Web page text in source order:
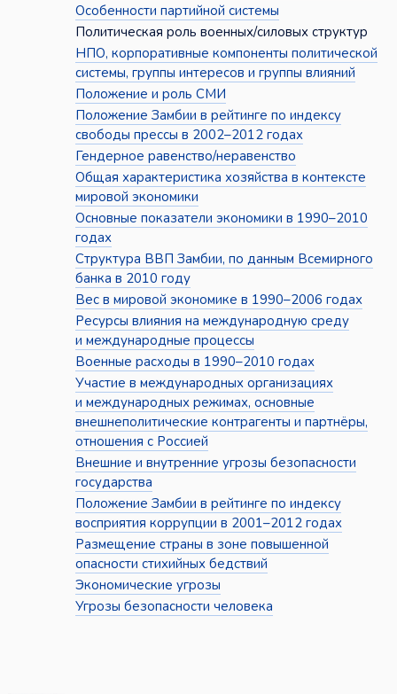
Особенности партийной системы
Политическая роль военных/силовых структур
НПО, корпоративные компоненты политической
системы, группы интересов и группы влияний
Положение и роль СМИ
Положение Замбии в рейтинге по индексу
свободы прессы в 2002–2012 годах
Гендерное равенство/неравенство
Общая характеристика хозяйства в контексте
мировой экономики
Основные показатели экономики в 1990–2010
годах
Структура ВВП Замбии, по данным Всемирного
банка в 2010 году
Вес в мировой экономике в 1990–2006 годах
Ресурсы влияния на международную среду
и международные процессы
Военные расходы в 1990–2010 годах
Участие в международных организациях
и международных режимах, основные
внешнеполитические контрагенты и партнёры,
отношения с Россией
Внешние и внутренние угрозы безопасности
государства
Положение Замбии в рейтинге по индексу
восприятия коррупции в 2001–2012 годах
Размещение страны в зоне повышенной
опасности стихийных бедствий
Экономические угрозы
Угрозы безопасности человека